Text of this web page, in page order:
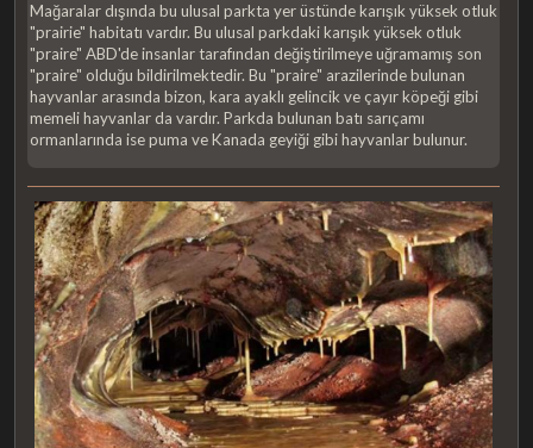
Mağaralar dışında bu ulusal parkta yer üstünde karışık yüksek otluk
"prairie" habitatı vardır. Bu ulusal parkdaki karışık yüksek otluk
"praire" ABD'de insanlar tarafından değiştirilmeye uğramamış son
"praire" olduğu bildirilmektedir. Bu "praire" arazilerinde bulunan
hayvanlar arasında bizon, kara ayaklı gelincik ve çayır köpeği gibi
memeli hayvanlar da vardır. Parkda bulunan batı sarıçamı
ormanlarında ise puma ve Kanada geyiği gibi hayvanlar bulunur.